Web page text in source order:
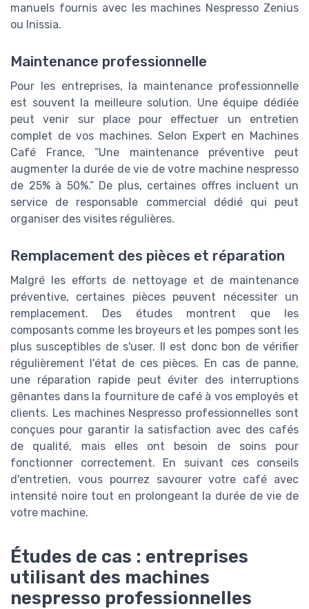
manuels fournis avec les machines Nespresso Zenius
ou Inissia.
Maintenance professionnelle
Pour les entreprises, la maintenance professionnelle
est souvent la meilleure solution. Une équipe dédiée
peut venir sur place pour effectuer un entretien
complet de vos machines. Selon Expert en Machines
Café France, “Une maintenance préventive peut
augmenter la durée de vie de votre machine nespresso
de 25% à 50%.” De plus, certaines offres incluent un
service de responsable commercial dédié qui peut
organiser des visites régulières.
Remplacement des pièces et réparation
Malgré les efforts de nettoyage et de maintenance
préventive, certaines pièces peuvent nécessiter un
remplacement. Des études montrent que les
composants comme les broyeurs et les pompes sont les
plus susceptibles de s'user. Il est donc bon de vérifier
régulièrement l'état de ces pièces. En cas de panne,
une réparation rapide peut éviter des interruptions
gênantes dans la fourniture de café à vos employés et
clients. Les machines Nespresso professionnelles sont
conçues pour garantir la satisfaction avec des cafés
de qualité, mais elles ont besoin de soins pour
fonctionner correctement. En suivant ces conseils
d'entretien, vous pourrez savourer votre café avec
intensité noire tout en prolongeant la durée de vie de
votre machine.
Études de cas : entreprises
utilisant des machines
nespresso professionnelles